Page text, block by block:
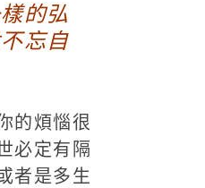
的弘
忘自
的煩惱很
必定有隔
者是多生